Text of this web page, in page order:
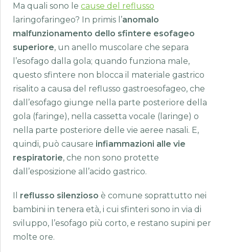
Ma quali sono le cause del reflusso
laringofaringeo? In primis l’anomalo
malfunzionamento dello sfintere esofageo
superiore, un anello muscolare che separa
l’esofago dalla gola; quando funziona male,
questo sfintere non blocca il materiale gastrico
risalito a causa del reflusso gastroesofageo, che
dall’esofago giunge nella parte posteriore della
gola (faringe), nella cassetta vocale (laringe) o
nella parte posteriore delle vie aeree nasali. E,
quindi, può causare infiammazioni alle vie
respiratorie, che non sono protette
dall’esposizione all’acido gastrico.
Il reflusso silenzioso è comune soprattutto nei
bambini in tenera età, i cui sfinteri sono in via di
sviluppo, l’esofago più corto, e restano supini per
molte ore.